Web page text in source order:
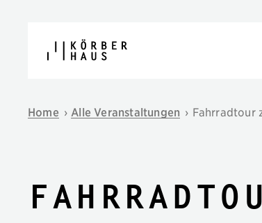
Home › Alle Veranstaltungen › Fahrradtour